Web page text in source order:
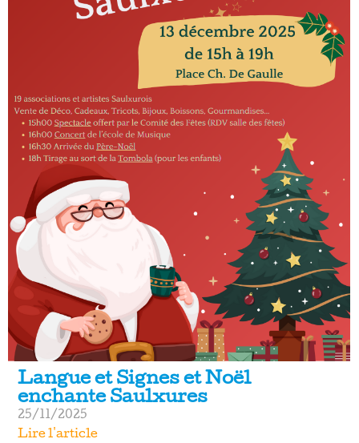
Langue et Signes et Noël
enchante Saulxures
25/11/2025
Lire l'article